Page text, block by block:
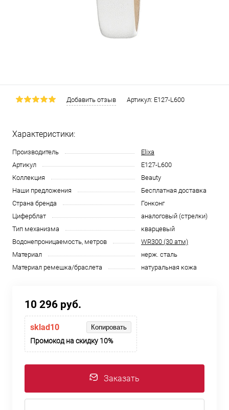
Добавить отзыв Артикул: E127-L600
Характеристики:
Производитель
Elixa
Артикул
E127-L600
Коллекция
Beauty
Наши предложения
Бесплатная доставка
Страна бренда
Гонконг
Циферблат
аналоговый (стрелки)
Тип механизма
кварцевый
Водонепроницаемость, метров
WR300 (30 атм)
Материал
нерж. сталь
Материал ремешка/браслета
натуральная кожа
10 296 руб.
sklad10 Копировать
Промокод на скидку 10%
Заказать